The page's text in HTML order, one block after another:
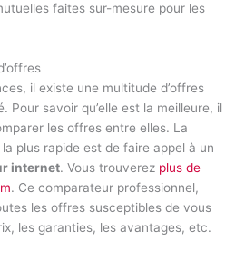
faites sur-mesure pour les
il existe une multitude d’offres
Pour savoir qu’elle est la meilleure, il
les offres entre elles. La
plus rapide est de faire appel à un
internet. Vous trouverez plus de
. Ce comparateur professionnel,
les offres susceptibles de vous
les garanties, les avantages, etc.